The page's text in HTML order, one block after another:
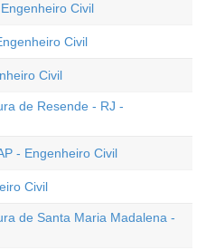
Civil
Civil
Civil
de Resende - RJ -
- Engenheiro Civil
Civil
de Santa Maria Madalena -